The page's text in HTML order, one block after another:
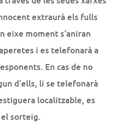
extraurà els fulls
eixe moment s’aniran
i es telefonarà a
En cas de no
d’ells, li se telefonarà
localitzable, es
sorteig.